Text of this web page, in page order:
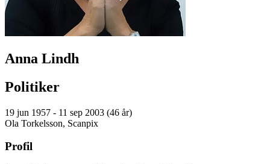
Anna Lindh
Politiker
19 jun 1957 - 11 sep 2003 (46 år)
Ola Torkelsson, Scanpix
Profil